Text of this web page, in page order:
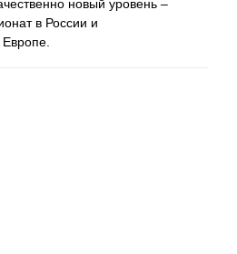
новый уровень –
в России и